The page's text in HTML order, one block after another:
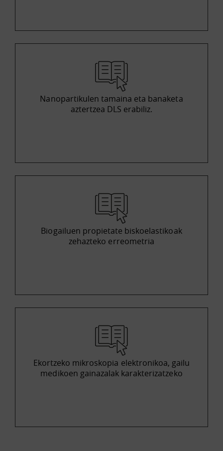
Nanopartikulen tamaina eta banaketa
aztertzea DLS erabiliz.
Biogailuen propietate biskoelastikoak
zehazteko erreometria
Ekortzeko mikroskopia elektronikoa, gailu
medikoen gainazalak karakterizatzeko